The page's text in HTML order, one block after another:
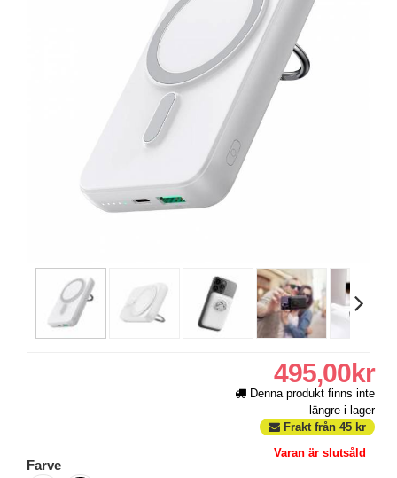
495,00kr
Denna produkt finns inte
längre i lager
Frakt från 45kr
Varan är slutsåld
Farve